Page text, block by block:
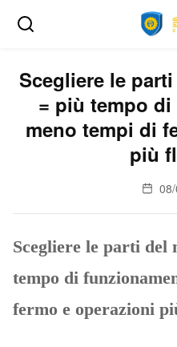
Scegliere le
= più tempo
meno tempi di
più
Scegliere le parti del
tempo di
fermo e operazioni